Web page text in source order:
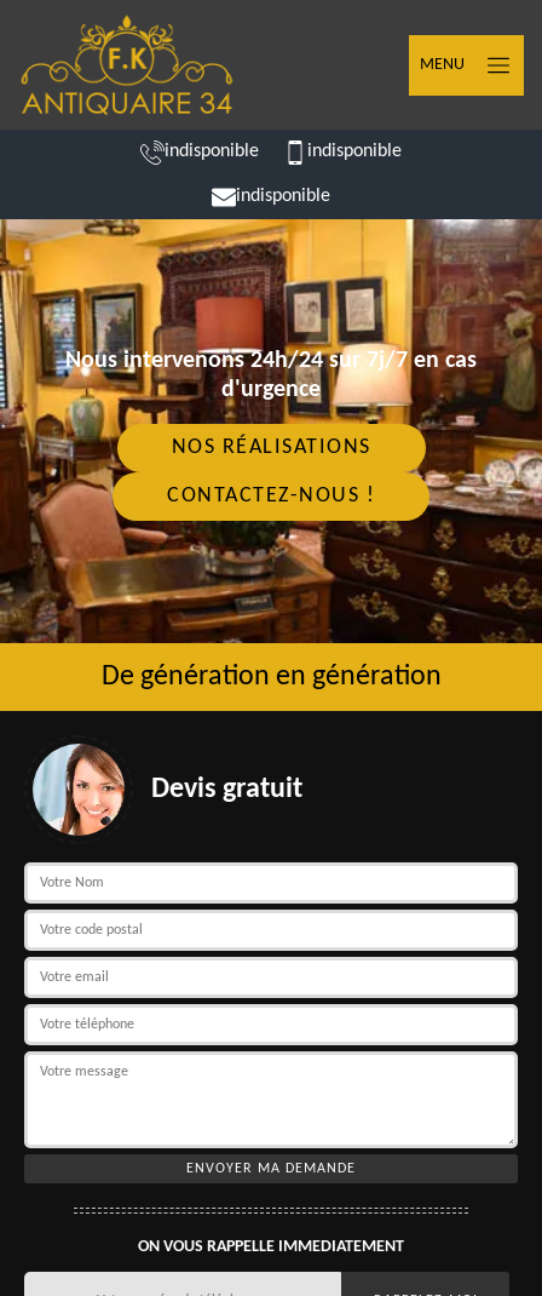
MENU
indisponible indisponible
indisponible
Nous intervenons 24h/24 sur 7j/7 en cas
d'urgence
NOS RÉALISATIONS
CONTACTEZ-NOUS !
De génération en génération
Devis gratuit
ON VOUS RAPPELLE IMMEDIATEMENT